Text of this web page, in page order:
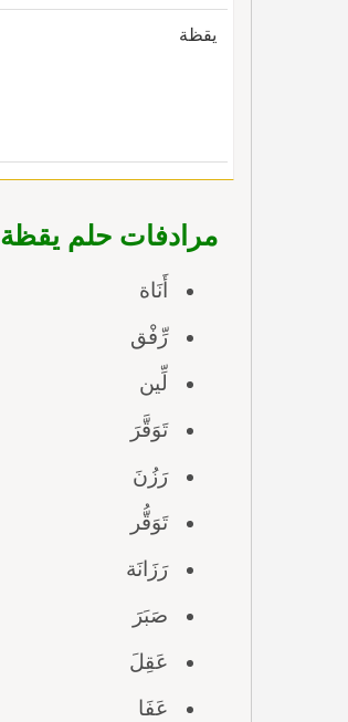
يقظة
مرادفات حلم يقظة
أَنَاة
رِّفْق
لِّين
تَوَقَّرَ
رَزُنَ
تَوَقُّر
رَزَانَة
صَبَرَ
عَقِلَ
عَفَا